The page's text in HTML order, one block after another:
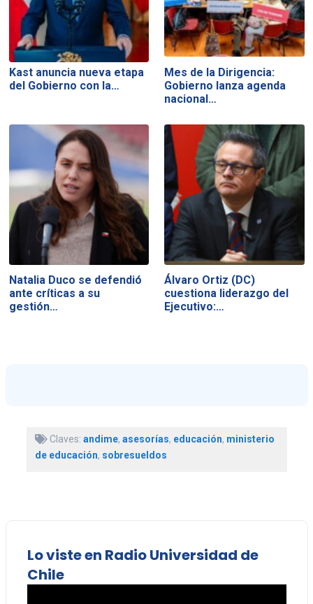
Kast anuncia nueva etapa
del Gobierno con la…
Mes de la Dirigencia:
Gobierno lanza agenda
nacional…
Natalia Duco se defendió
ante críticas a su
gestión…
Álvaro Ortiz (DC)
cuestiona liderazgo del
Ejecutivo:…
Claves: andime, asesorías, educación, ministerio
de educación, sobresueldos
Lo viste en Radio Universidad de
Chile